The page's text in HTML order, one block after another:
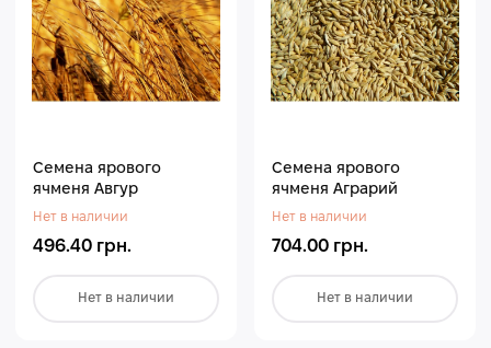
Семена ярового
ячменя Авгур
Нет в наличии
496.40 грн.
Нет в наличии
Семена ярового
ячменя Аграрий
Нет в наличии
704.00 грн.
Нет в наличии